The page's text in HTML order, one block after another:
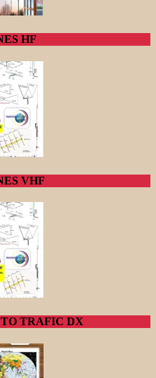
HF
VHF
TRAFIC DX